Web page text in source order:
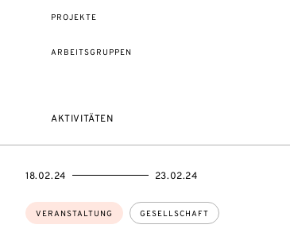
PROJEKTE
ARBEITSGRUPPEN
AKTIVITÄTEN
Themen:
VERANSTALTUNG GESELLSCHAFT
EVENTBEGINSON
18.02.24
EVENTENDSON 23.02.24